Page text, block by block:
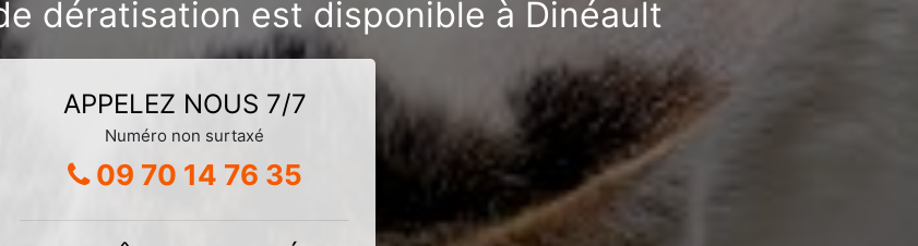
dératisation est disponible à Dinéault
APPELEZ NOUS 7/7
Numéro non surtaxé
09 70 14 76 35